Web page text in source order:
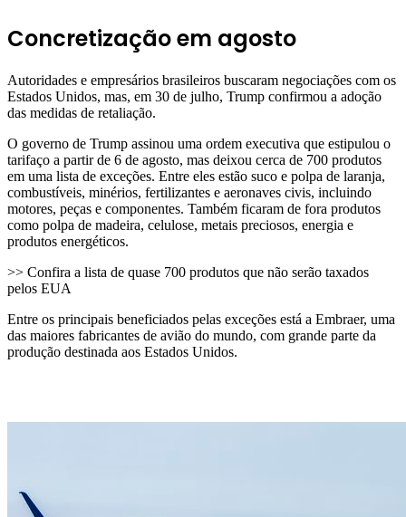
Concretização em agosto
Autoridades e empresários brasileiros buscaram negociações com os
Estados Unidos, mas, em 30 de julho, Trump confirmou a adoção
das medidas de retaliação.
O governo de Trump assinou uma ordem executiva que estipulou o
tarifaço a partir de 6 de agosto, mas deixou cerca de 700 produtos
em uma lista de exceções. Entre eles estão suco e polpa de laranja,
combustíveis, minérios, fertilizantes e aeronaves civis, incluindo
motores, peças e componentes. Também ficaram de fora produtos
como polpa de madeira, celulose, metais preciosos, energia e
produtos energéticos.
>> Confira a lista de quase 700 produtos que não serão taxados
pelos EUA
Entre os principais beneficiados pelas exceções está a Embraer, uma
das maiores fabricantes de avião do mundo, com grande parte da
produção destinada aos Estados Unidos.